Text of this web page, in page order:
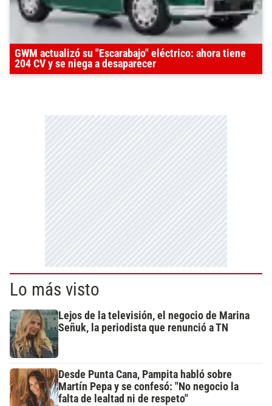
GWM actualizó su "Escarabajo" eléctrico: ahora tiene
204 CV y se niega a desaparecer
Lo más visto
Lejos de la televisión, el negocio de Marina
Señuk, la periodista que renunció a TN
Desde Punta Cana, Pampita habló sobre
Martín Pepa y se confesó: "No negocio la
falta de lealtad ni de respeto"